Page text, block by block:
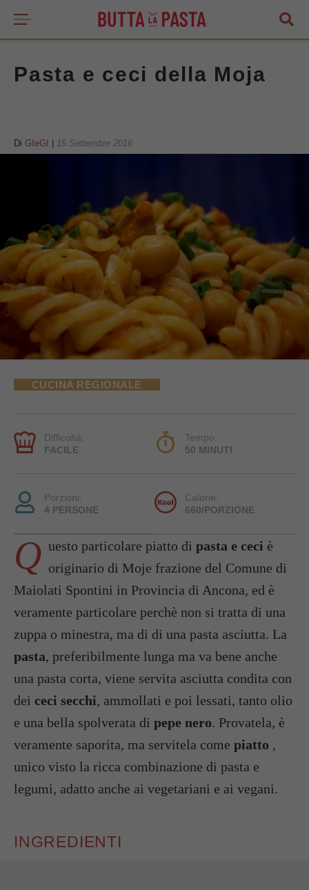
Pasta e ceci della Moja
Di GIeGI 15 Settembre 2016
CUCINA REGIONALE
Difficoltà:
FACILE
Tempo:
50 MINUTI
Porzioni:
4 PERSONE
Calorie:
660/PORZIONE
Q uesto particolare piatto di pasta e ceci è
originario di Moje frazione del Comune di
Maiolati Spontini in Provincia di Ancona, ed è
veramente particolare perchè non si tratta di una
zuppa o minestra, ma di di una pasta asciutta. La
pasta, preferibilmente lunga ma va bene anche
una pasta corta, viene servita asciutta condita con
dei ceci secchi, ammollati e poi lessati, tanto olio
e una bella spolverata di pepe nero. Provatela, è
veramente saporita, ma servitela come piatto ,
unico visto la ricca combinazione di pasta e
legumi, adatto anche ai vegetariani e ai vegani.
INGREDIENTI